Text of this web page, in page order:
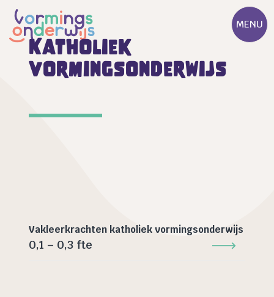
MENU
Katholiek
vormingsonderwijs
Vakleerkrachten katholiek vormingsonderwijs
0,1 – 0,3 fte